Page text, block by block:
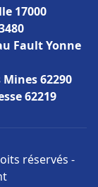
17000
Fault Yonne
62290
62219
réservés -